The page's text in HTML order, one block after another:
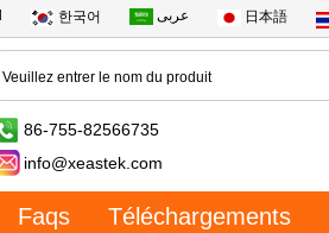
한국어 عربى 日本語
86-755-82566735
info@xeastek.com
Faqs Téléchargements